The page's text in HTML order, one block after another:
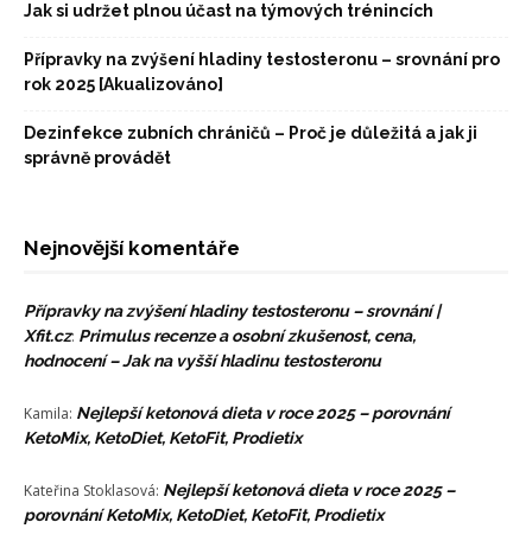
Jak si udržet plnou účast na týmových trénincích
Přípravky na zvýšení hladiny testosteronu – srovnání pro
rok 2025 [Akualizováno]
Dezinfekce zubních chráničů – Proč je důležitá a jak ji
správně provádět
Nejnovější komentáře
Přípravky na zvýšení hladiny testosteronu – srovnání |
Xfit.cz: Primulus recenze a osobní zkušenost, cena,
hodnocení – Jak na vyšší hladinu testosteronu
Kamila: Nejlepší ketonová dieta v roce 2025 – porovnání
KetoMix, KetoDiet, KetoFit, Prodietix
Kateřina Stoklasová: Nejlepší ketonová dieta v roce 2025 –
porovnání KetoMix, KetoDiet, KetoFit, Prodietix